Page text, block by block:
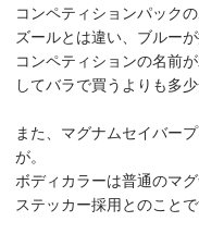
コンペティションパック
ズールとは違い、ブルー
コンペティションの名前
してバラで買うよりも多
また、マグナムセイバー
が。
ボディカラーは普通のマ
ステッカー採用とのことで